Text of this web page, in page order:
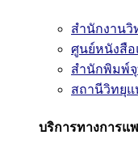
สำนักงานวิ
ศูนย์หนังสือ
สำนักพิมพ์
สถานีวิทยุแ
บริการทางการแ